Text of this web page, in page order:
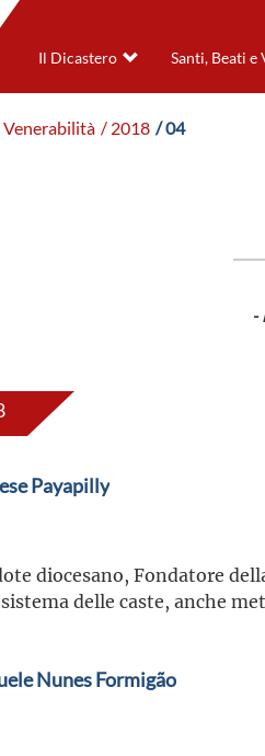
Il Dicastero Santi, Beati e
Venerabilità / 2018 / 04
-
Payapilly
diocesano, Fondatore
delle caste, anche
Nunes Formigão